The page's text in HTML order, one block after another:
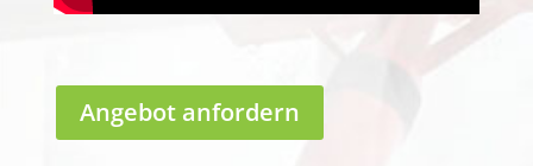
Angebot anfordern